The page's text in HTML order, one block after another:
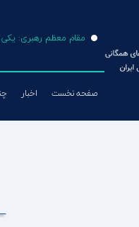
مقام معظم رهبری:
صفحه نخست اخبار